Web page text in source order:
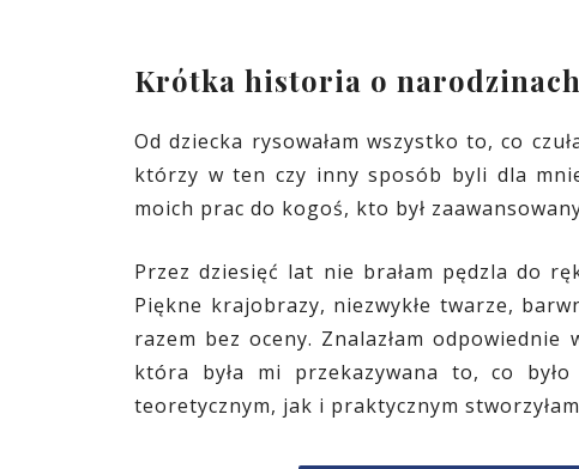
Krótka historia o
Od dziecka rysowałam wszystko to, co
którzy w ten czy inny sposób byli dla
moich prac do kogoś, kto był
Przez dziesięć lat nie brałam pędzla do
Piękne krajobrazy, niezwykłe twarze,
razem bez oceny. Znalazłam
która była mi przekazywana to, co
teoretycznym, jak i praktycznym